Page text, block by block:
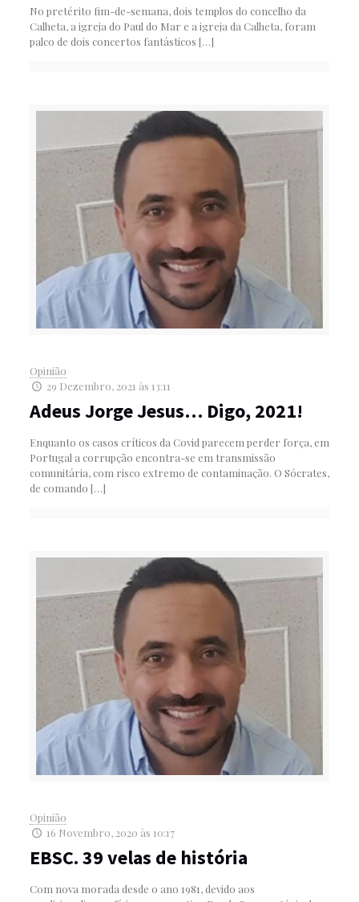
No pretérito fim-de-semana, dois templos do concelho da
Calheta, a igreja do Paul do Mar e a igreja da Calheta, foram
palco de dois concertos fantásticos […]
Opinião
29 Dezembro, 2021 às 13:11
Adeus Jorge Jesus… Digo, 2021!
Enquanto os casos críticos da Covid parecem perder força, em
Portugal a corrupção encontra-se em transmissão
comunitária, com risco extremo de contaminação. O Sócrates,
de comando […]
Opinião
16 Novembro, 2020 às 10:17
EBSC. 39 velas de história
Com nova morada desde o ano 1981, devido aos